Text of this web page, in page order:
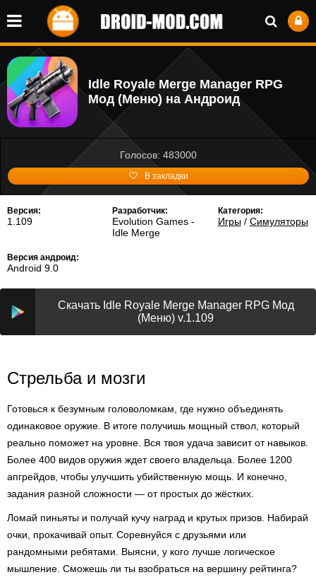
Idle Royale Merge Manager RPG
Мод (Меню) на Андроид
Голосов: 483000
В закладки
Версия:
1.109
Разработчик:
Evolution Games -
Idle Merge
Категория:
Игры/ Симуляторы
Версия андроид:
Android 9.0
Скачать Idle Royale Merge Manager RPG Мод
(Меню) v.1.109
Стрельба и мозги
Готовься к безумным головоломкам, где нужно объединять
одинаковое оружие. В итоге получишь мощный ствол, который
реально поможет на уровне. Вся твоя удача зависит от навыков.
Более 400 видов оружия ждет своего владельца. Более 1200
апгрейдов, чтобы улучшить убийственную мощь. И конечно,
задания разной сложности — от простых до жёстких.
Ломай пиньяты и получай кучу наград и крутых призов. Набирай
очки, прокачивай опыт. Соревнуйся с друзьями или
рандомными ребятами. Выясни, у кого лучше логическое
мышление. Сможешь ли ты взобраться на вершину рейтинга?